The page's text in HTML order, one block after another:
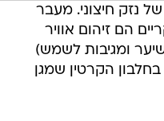
נזק חיצוני. מעבר
הם זיהום אוויר
ומגיבות לשמש)
הקרטין שמגן